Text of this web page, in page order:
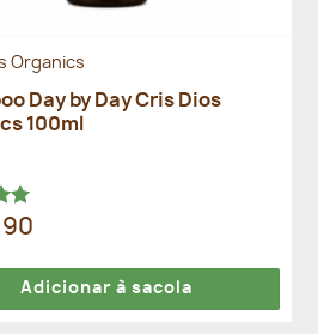
Organics
Day by Day Cris Dios
100ml
Adicionar à sacola